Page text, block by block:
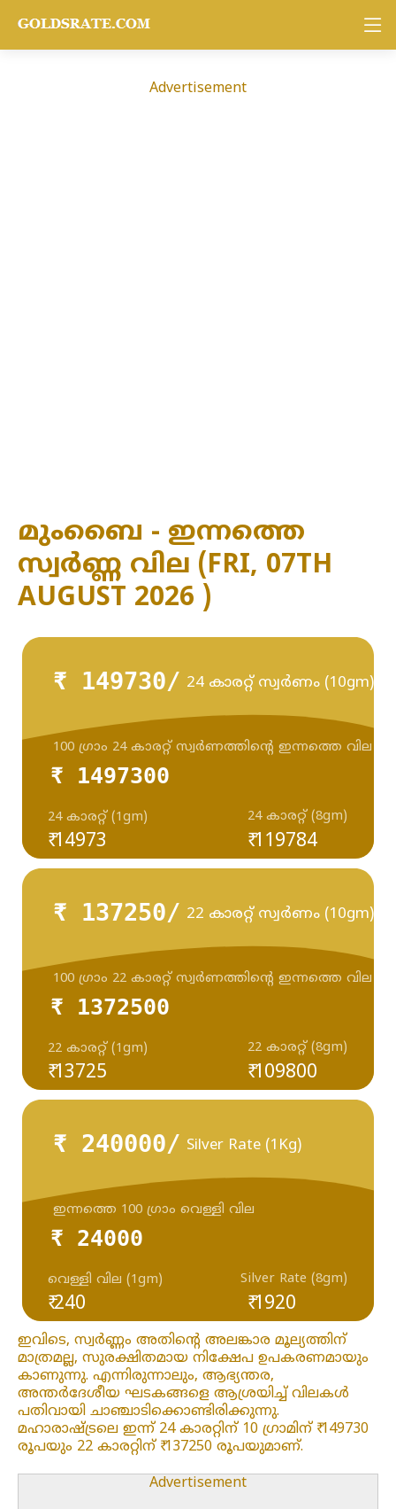
Advertisement
മുംബൈ - ഇന്നത്തെ
സ്വർണ്ണ വില (FRI, 07TH
AUGUST 2026 )
₹ 149730/ 24 കാരറ്റ് സ്വർണം (10gm)
₹ 1497300
₹ 14973
24 കാരറ്റ് (1gm) 24 കാരറ്റ് (8gm)
100 ഗ്രാം 24 കാരറ്റ് സ്വർണത്തിന്റെ ഇന്നത്തെ വില
₹ 119784
₹ 137250/ 22 കാരറ്റ് സ്വർണം (10gm)
₹ 1372500
₹ 13725
22 കാരറ്റ് (1gm) 22 കാരറ്റ് (8gm)
100 ഗ്രാം 22 കാരറ്റ് സ്വർണത്തിന്റെ ഇന്നത്തെ വില
₹ 109800
₹ 240000/ Silver Rate (1Kg)
₹ 24000
₹ 240
വെള്ളി വില (1gm) Silver Rate (8gm)
ഇന്നത്തെ 100 ഗ്രാം വെള്ളി വില
₹ 1920
ഇവിടെ, സ്വർണ്ണം അതിന്റെ അലങ്കാര മൂല്യത്തിന്
മാത്രമല്ല, സുരക്ഷിതമായ നിക്ഷേപ ഉപകരണമായും
കാണുന്നു. എന്നിരുന്നാലും, ആഭ്യന്തര,
അന്തർദേശീയ ഘടകങ്ങളെ ആശ്രയിച്ച് വിലകൾ
പതിവായി ചാഞ്ചാടിക്കൊണ്ടിരിക്കുന്നു.
മഹാരാഷ്ട്രലെ ഇന്ന് 24 കാരറ്റിന് 10 ഗ്രാമിന് ₹ 149730
രൂപയും 22 കാരറ്റിന് ₹ 137250 രൂപയുമാണ്.
Advertisement